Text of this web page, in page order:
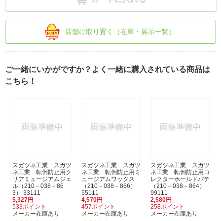
店舗に取り置く（在庫・展示一覧）
ご一緒にいかがですか？よく一緒に購入されている商品は
こちら！
スガツネ工業 スガツ
ネ工業 転倒防止用ク
リアミュージアムジェ
ル（210－038－86
3） 33111
5,327円
533ポイント
メーカー在庫あり
スガツネ工業 スガツ
ネ工業 転倒防止用ミ
ュージアムワックス
（210－038－866）
55111
4,570円
457ポイント
メーカー在庫あり
スガツネ工業 スガツ
ネ工業 転倒防止用コ
レクターホールドパテ
（210－038－864）
99111
2,580円
258ポイント
メーカー在庫あり